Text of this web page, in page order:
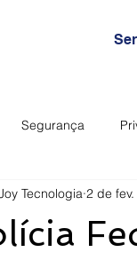
Segurança
Tecnologia 2 de